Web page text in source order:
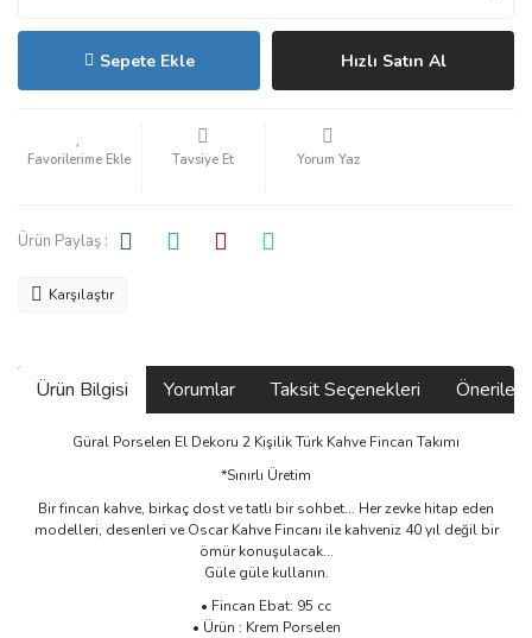
Sepete Ekle Hızlı Satın Al
Tavsiye Et Yorum Yaz
Ürün Paylaş :
Karşılaştır
Ürün Bilgisi Yorumlar Taksit Seçenekleri
Güral Porselen El Dekoru 2 Kişilik Türk Kahve Fincan Takımı
*Sınırlı Üretim
Bir fincan kahve, birkaç dost ve tatlı bir sohbet... Her zevke hitap eden
modelleri, desenleri ve Oscar Kahve Fincanı ile kahveniz 40 yıl değil bir
ömür konuşulacak...
Güle güle kullanın.
• Fincan Ebat: 95 cc
• Ürün : Krem Porselen